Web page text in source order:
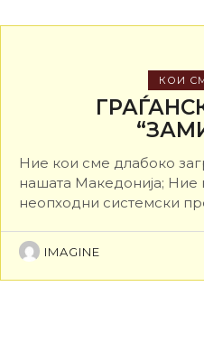
КОИ
Ние кои сме длабоко
нашата Македонија;
неопходни системски
IMAGINE